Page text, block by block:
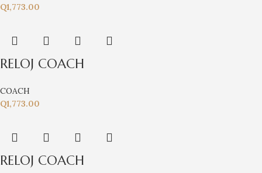
Q1,773.00
RELOJ COACH
COACH
Q1,773.00
RELOJ COACH